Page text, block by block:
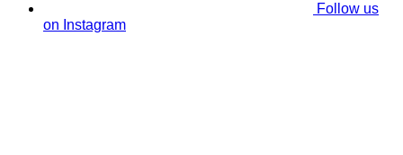
Follow us
on Instagram